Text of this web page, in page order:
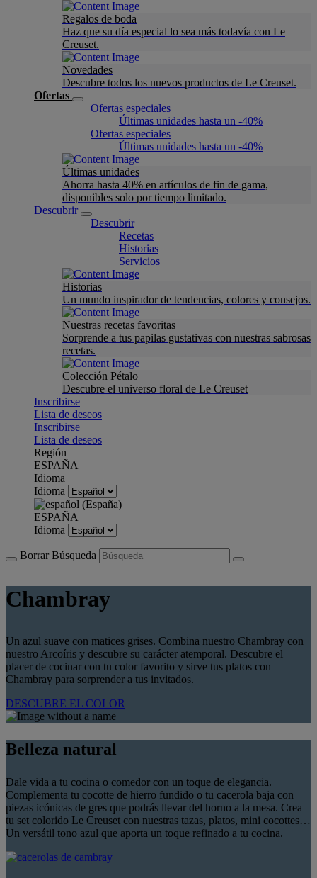
Regalos de boda
Haz que su día especial lo sea más todavía con Le
Creuset.
Novedades
Descubre todos los nuevos productos de Le Creuset.
Ofertas
Ofertas especiales
Últimas unidades hasta un -40%
Ofertas especiales
Últimas unidades hasta un -40%
Últimas unidades
Ahorra hasta 40% en artículos de fin de gama,
disponibles solo por tiempo limitado.
Descubrir
Descubrir
Recetas
Historias
Servicios
Historias
Un mundo inspirador de tendencias, colores y consejos.
Nuestras recetas favoritas
Sorprende a tus papilas gustativas con nuestras sabrosas
recetas.
Colección Pétalo
Descubre el universo floral de Le Creuset
Inscribirse
Lista de deseos
Inscribirse
Lista de deseos
Región
ESPAÑA
Idioma
Idioma
ESPAÑA
Idioma
Borrar Búsqueda
Chambray
Un azul suave con matices grises. Combina nuestro Chambray con
nuestro Arcoíris y descubre su carácter atemporal. Descubre el
placer de cocinar con tu color favorito y sirve tus platos con
Chambray para sorprender a tus invitados.
DESCUBRE EL COLOR
Belleza natural
Dale vida a tu cocina o comedor con un toque de elegancia.
Complementa tu cocotte de hierro fundido o tu cacerola baja con
piezas icónicas de gres que podrás llevar del horno a la mesa. Crea
tu set colorido Le Creuset con nuestras tazas, platos, mini cocottes…
Un versátil tono azul que aporta un toque refinado a tu cocina.